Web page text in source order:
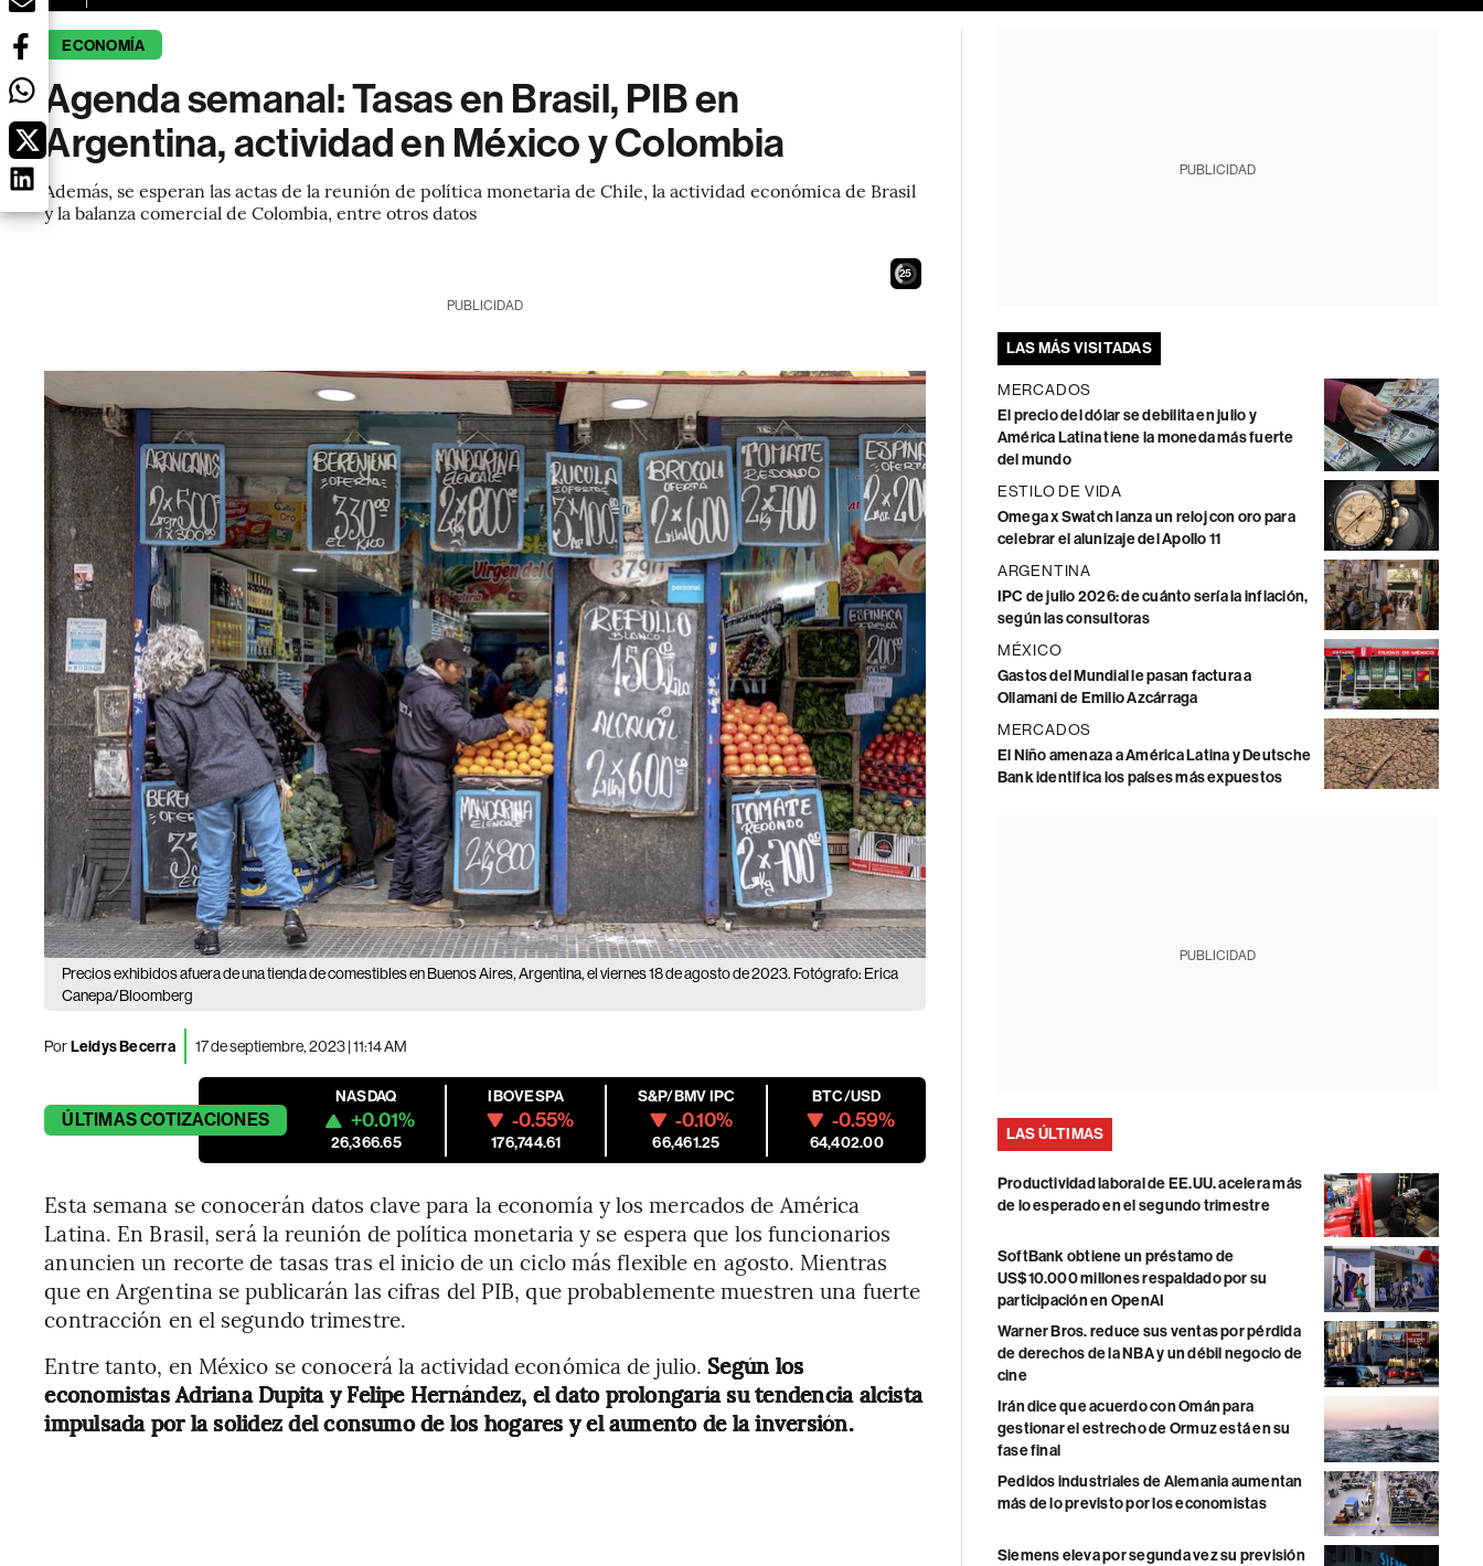
ECONOMÍA
Agenda semanal: Tasas en Brasil, PIB en
Argentina, actividad en México y Colombia
Además, se esperan las actas de la reunión de política monetaria de Chile, la actividad económica de Brasil
y la balanza comercial de Colombia, entre otros datos
24
PUBLICIDAD
Precios exhibidos afuera de una tienda de comestibles en Buenos Aires, Argentina, el viernes 18 de agosto de 2023. Fotógrafo: Erica
Canepa/Bloomberg
PorLeidys Becerra 17 de septiembre, 2023 | 11:14 AM
ÚLTIMASCOTIZACIONES
NASDAQ
+0.01%
26,366.65
IBOVESPA
-0.55%
176,744.61
S&P/BMV IPC
-0.10%
66,461.25
BTC/USD
-0.59%
64,402.00
Esta semana se conocerán datos clave para la economía y los mercados de América
Latina. En Brasil, será la reunión de política monetaria y se espera que los funcionarios
anuncien un recorte de tasas tras el inicio de un ciclo más flexible en agosto. Mientras
que en Argentina se publicarán las cifras del PIB, que probablemente muestren una fuerte
contracción en el segundo trimestre.
Entre tanto, en México se conocerá la actividad económica de julio. Según los
economistas Adriana Dupita y Felipe Hernández, el dato prolongaría su tendencia alcista
impulsada por la solidez del consumo de los hogares y el aumento de la inversión.
PUBLICIDAD
LAS MÁS VISITADAS
MERCADOS
El precio del dólar se debilita en julio y
América Latina tiene la moneda más fuerte
del mundo
ESTILO DE VIDA
Omega x Swatch lanza un reloj con oro para
celebrar el alunizaje del Apollo 11
ARGENTINA
IPC de julio 2026: de cuánto sería la inflación,
según las consultoras
MÉXICO
Gastos del Mundial le pasan factura a
Ollamani de Emilio Azcárraga
MERCADOS
El Niño amenaza a América Latina y Deutsche
Bank identifica los países más expuestos
PUBLICIDAD
LAS ÚLTIMAS
Productividad laboral de EE.UU. acelera más
de lo esperado en el segundo trimestre
SoftBank obtiene un préstamo de
US$10.000 millones respaldado por su
participación en OpenAI
Warner Bros. reduce sus ventas por pérdida
de derechos de la NBA y un débil negocio de
cine
Irán dice que acuerdo con Omán para
gestionar el estrecho de Ormuz está en su
fase final
Pedidos industriales de Alemania aumentan
más de lo previsto por los economistas
Siemens eleva por segunda vez su previsión